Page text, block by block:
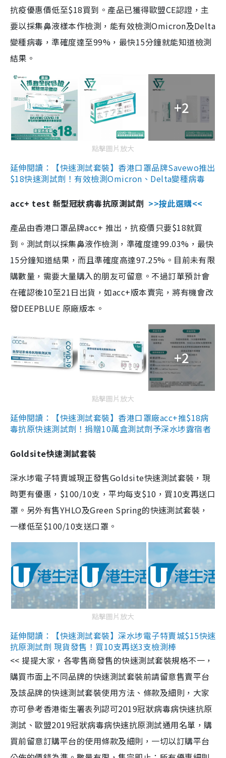
抗疫優惠價低至$18買到。產品已獲得歐盟CE認證，主
要以採集鼻液樣本作檢測，能有效檢測Omicron及Delta
變種病毒，準確度達至99%，最快15分鐘就能知道檢測
結果。
+2
點擊圖片放大
延伸閱讀：【快速測試套裝】香港口罩品牌Savewo推出
$18快速測試劑！有效檢測Omicron、Delta變種病毒
acc+ test 新型冠狀病毒抗原測試劑 >>按此選購<<
產品由香港口罩品牌acc+ 推出，抗疫價只要$18就買
到。測試劑以採集鼻液作檢測，準確度達99.03%，最快
15分鐘知道結果，而且準確度高達97.25%。目前未有限
購數量，需要大量購入的朋友可留意。不過訂單預計會
在確認後10至21日出貨，如acc+版本賣完，將有機會改
發DEEPBLUE 原廠版本。
+2
點擊圖片放大
延伸閱讀：【快速測試套裝】香港口罩廠acc+推$18病
毒抗原快速測試劑！捐贈10萬盒測試劑予深水埗露宿者
Goldsite快速測試套裝
深水埗電子特賣城現正發售Goldsite快速測試套裝，現
時更有優惠，$100/10支，平均每支$10，買10支再送口
罩。另外有售YHLO及Green Spring的快速測試套裝，
一樣低至$100/10支送口罩。
點擊圖片放大
延伸閱讀：【快速測試套裝】深水埗電子特賣城$15快速
抗原測試劑 現貨發售！買10支再送3支檢測棒
<< 提提大家，各零售商發售的快速測試套裝規格不一，
購買市面上不同品牌的快速測試套裝前請留意售賣平台
及該品牌的快速測試套裝使用方法、條款及細則，大家
亦可參考香港衞生署表列認可2019冠狀病毒病快速抗原
測試、歐盟2019冠狀病毒病快速抗原測試通用名單，購
買前留意訂購平台的使用條款及細則，一切以訂購平台